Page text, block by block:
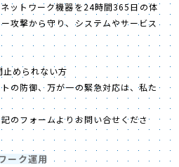
ットワーク機器を24時間365日の体
攻撃から守り、システムやサービス
められない方
の防御、万が一の緊急対応は、私た
のフォームよりお問い合せくださ
ーク運用